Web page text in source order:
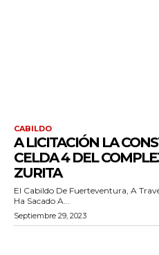
CABILDO
A LICITACIÓN LA
CELDA 4 DEL
ZURITA
El Cabildo De Fuerteventura, A
Ha Sacado A...
Septiembre 29, 2023